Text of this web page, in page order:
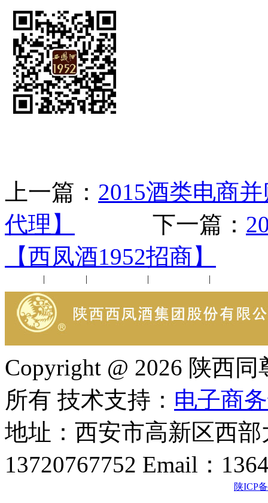
上一篇： 2015酒类电商
代理】
下一篇：
【西凤酒1952招商】
| | | |
Copyright @ 2026 陕西
所有 技术支持： 电子商
地址：西安市高新区西
13720767752 Email：
陕ICP